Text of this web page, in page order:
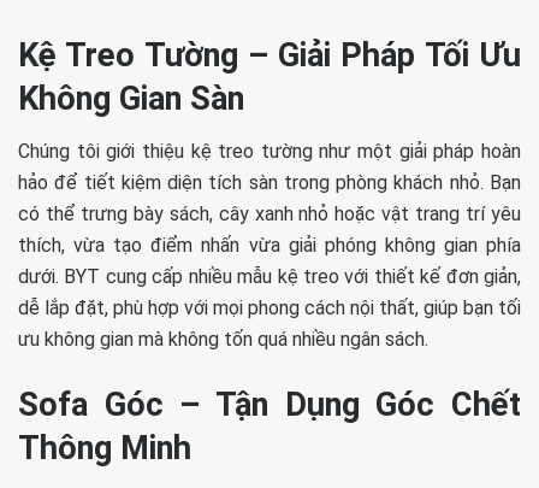
Kệ Treo Tường – Giải Pháp Tối Ưu
Không Gian Sàn
Chúng tôi giới thiệu kệ treo tường như một giải pháp hoàn
hảo để tiết kiệm diện tích sàn trong phòng khách nhỏ. Bạn
có thể trưng bày sách, cây xanh nhỏ hoặc vật trang trí yêu
thích, vừa tạo điểm nhấn vừa giải phóng không gian phía
dưới. BYT cung cấp nhiều mẫu kệ treo với thiết kế đơn giản,
dễ lắp đặt, phù hợp với mọi phong cách nội thất, giúp bạn tối
ưu không gian mà không tốn quá nhiều ngân sách.
Sofa Góc – Tận Dụng Góc Chết
Thông Minh